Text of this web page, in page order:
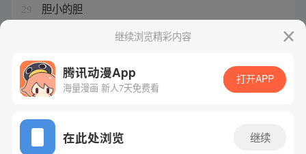
29 胆小的胆
史上最强帝尊 飞雪千年继续浏览精彩内容
腾讯动漫App
海量漫画 新人7天免费看
打开APP
在此处浏览 继续
网站备案/许可证号：粤B2-20090059-5